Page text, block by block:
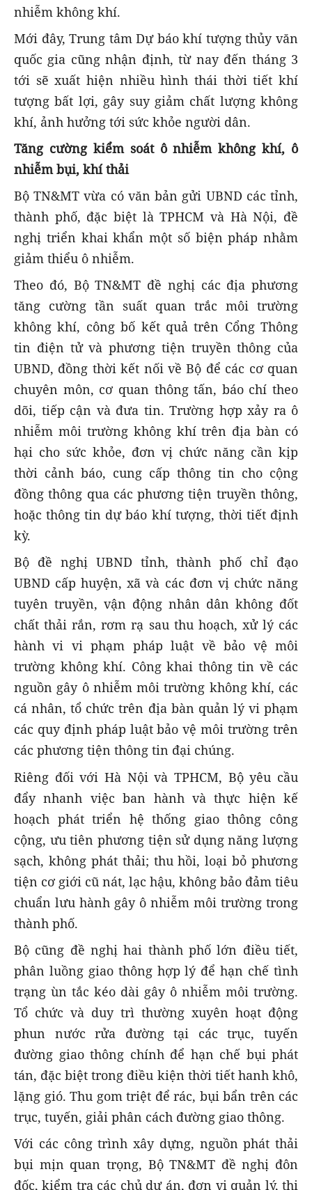
nhiễm không khí.
Mới đây, Trung tâm Dự báo khí tượng thủy văn
quốc gia cũng nhận định, từ nay đến tháng 3
tới sẽ xuất hiện nhiều hình thái thời tiết khí
tượng bất lợi, gây suy giảm chất lượng không
khí, ảnh hưởng tới sức khỏe người dân.
Tăng cường kiểm soát ô nhiễm không khí, ô
nhiễm bụi, khí thải
Bộ TN&MT vừa có văn bản gửi UBND các tỉnh,
thành phố, đặc biệt là TPHCM và Hà Nội, đề
nghị triển khai khẩn một số biện pháp nhằm
giảm thiểu ô nhiễm.
Theo đó, Bộ TN&MT đề nghị các địa phương
tăng cường tần suất quan trắc môi trường
không khí, công bố kết quả trên Cổng Thông
tin điện tử và phương tiện truyền thông của
UBND, đồng thời kết nối về Bộ để các cơ quan
chuyên môn, cơ quan thông tấn, báo chí theo
dõi, tiếp cận và đưa tin. Trường hợp xảy ra ô
nhiễm môi trường không khí trên địa bàn có
hại cho sức khỏe, đơn vị chức năng cần kịp
thời cảnh báo, cung cấp thông tin cho cộng
đồng thông qua các phương tiện truyền thông,
hoặc thông tin dự báo khí tượng, thời tiết định
kỳ.
Bộ đề nghị UBND tỉnh, thành phố chỉ đạo
UBND cấp huyện, xã và các đơn vị chức năng
tuyên truyền, vận động nhân dân không đốt
chất thải rắn, rơm rạ sau thu hoạch, xử lý các
hành vi vi phạm pháp luật về bảo vệ môi
trường không khí. Công khai thông tin về các
nguồn gây ô nhiễm môi trường không khí, các
cá nhân, tổ chức trên địa bàn quản lý vi phạm
các quy định pháp luật bảo vệ môi trường trên
các phương tiện thông tin đại chúng.
Riêng đối với Hà Nội và TPHCM, Bộ yêu cầu
đẩy nhanh việc ban hành và thực hiện kế
hoạch phát triển hệ thống giao thông công
cộng, ưu tiên phương tiện sử dụng năng lượng
sạch, không phát thải; thu hồi, loại bỏ phương
tiện cơ giới cũ nát, lạc hậu, không bảo đảm tiêu
chuẩn lưu hành gây ô nhiễm môi trường trong
thành phố.
Bộ cũng đề nghị hai thành phố lớn điều tiết,
phân luồng giao thông hợp lý để hạn chế tình
trạng ùn tắc kéo dài gây ô nhiễm môi trường.
Tổ chức và duy trì thường xuyên hoạt động
phun nước rửa đường tại các trục, tuyến
đường giao thông chính để hạn chế bụi phát
tán, đặc biệt trong điều kiện thời tiết hanh khô,
lặng gió. Thu gom triệt để rác, bụi bẩn trên các
trục, tuyến, giải phân cách đường giao thông.
Với các công trình xây dựng, nguồn phát thải
bụi mịn quan trọng, Bộ TN&MT đề nghị đôn
đốc, kiểm tra các chủ dự án, đơn vị quản lý, thi